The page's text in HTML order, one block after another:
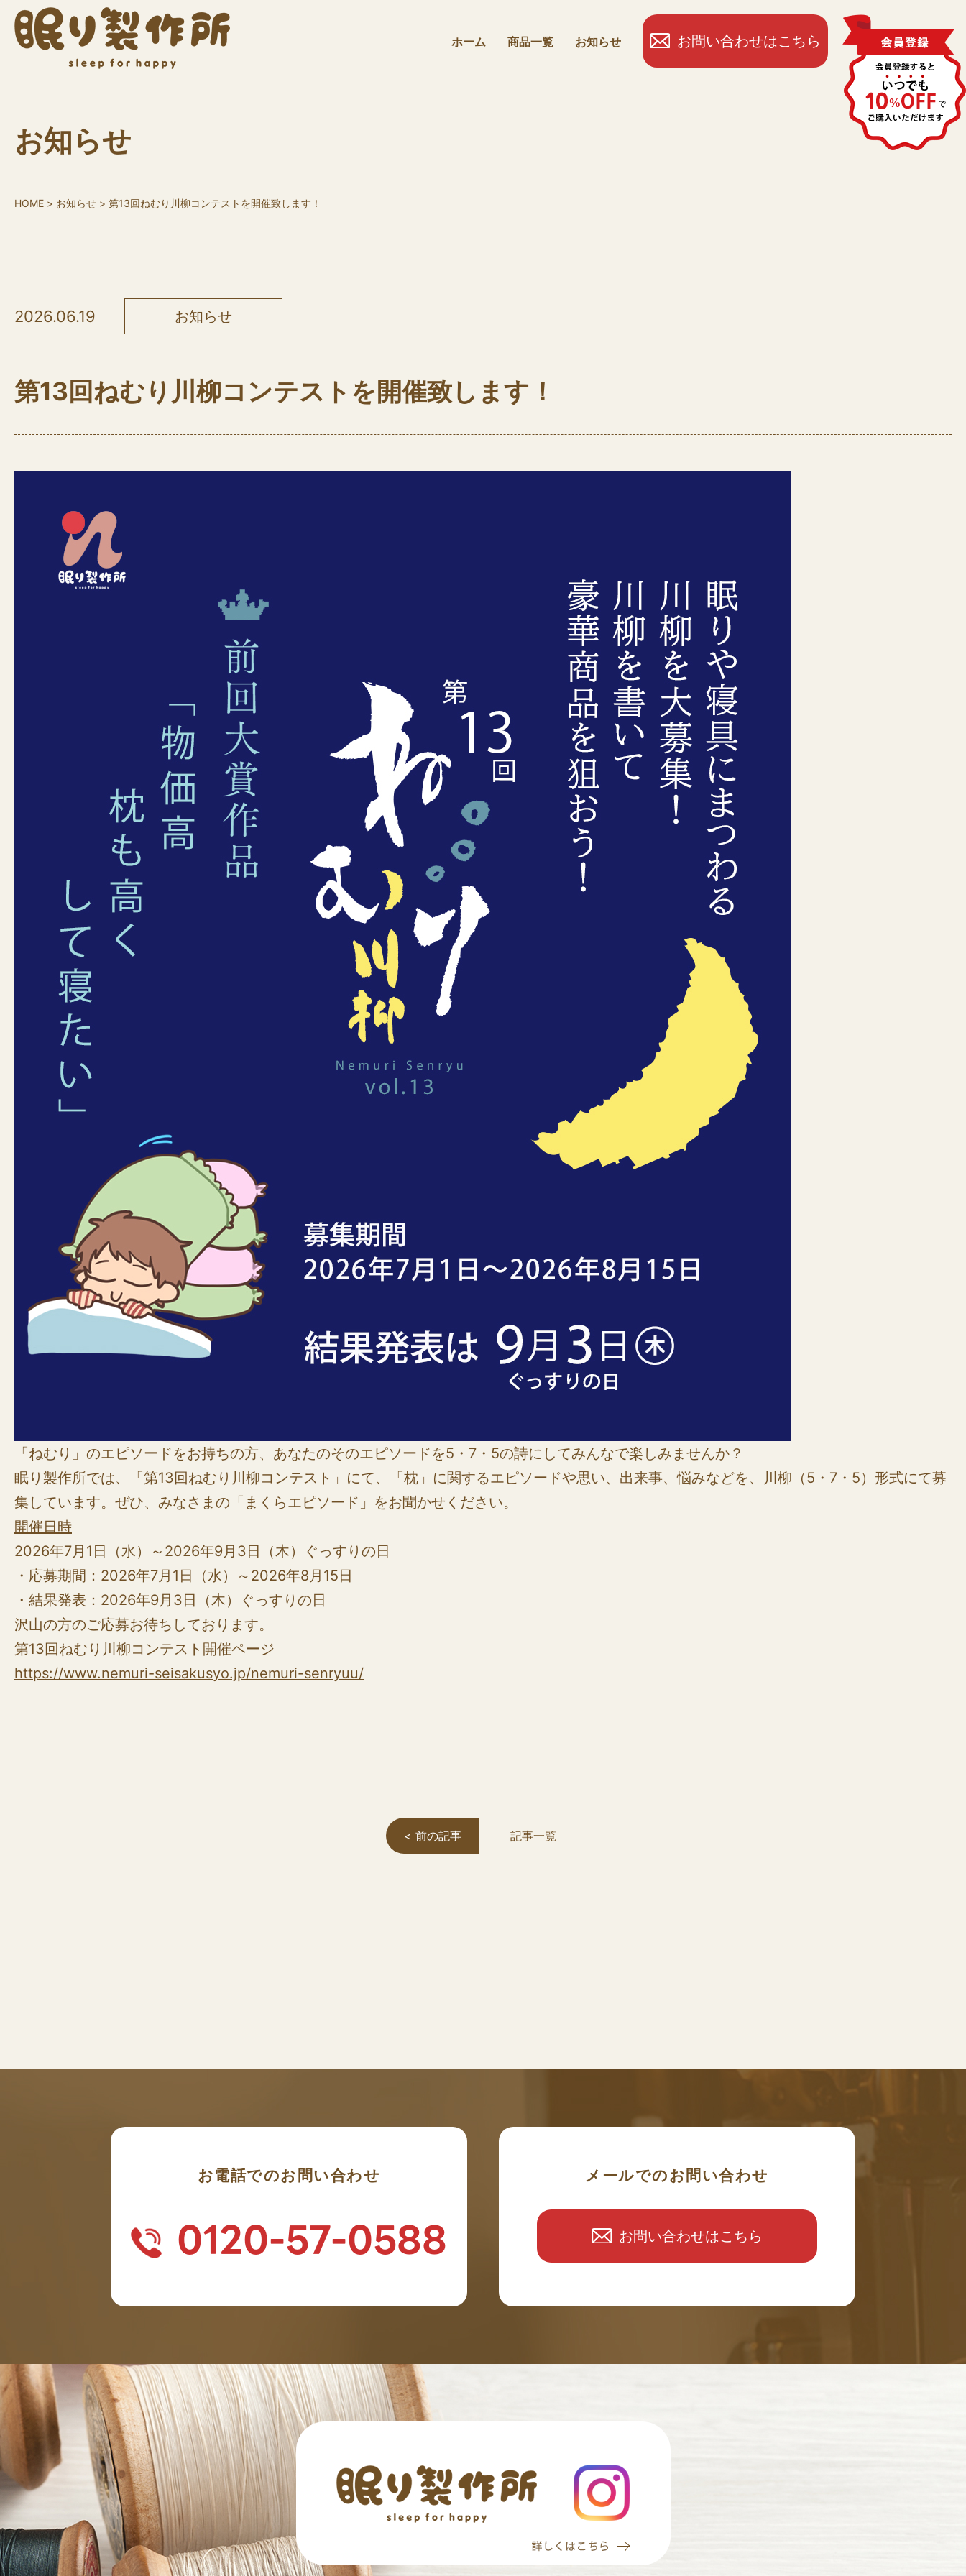
ホーム 商品⼀覧 お知らせ お問い合わせはこちら
お知らせ
HOME お知らせ 第13回ねむり川柳コンテストを開催致します！
2026.06.19 お知らせ
第13回ねむり川柳コンテストを開催致します！
「ねむり」のエピソードをお持ちの方、あなたのそのエピソードを5・7・5の詩にしてみんなで楽しみませんか？
眠り製作所では、「第13回ねむり川柳コンテスト」にて、「枕」に関するエピソードや思い、出来事、悩みなどを、川柳（5・7・5）形式にて募
集しています。ぜひ、みなさまの「まくらエピソード」をお聞かせください。
開催日時
2026年7月1日（水）～2026年9月3日（木）ぐっすりの日
・応募期間：2026年7月1日（水）～2026年8月15日
・結果発表：2026年9月3日（木）ぐっすりの日
沢山の方のご応募お待ちしております。
第13回ねむり川柳コンテスト開催ページ
https://www.nemuri-seisakusyo.jp/nemuri-senryuu/
< 前の記事 記事一覧
お電話でのお問い合わせ
0120-57-0588
メールでのお問い合わせ
お問い合わせはこちら